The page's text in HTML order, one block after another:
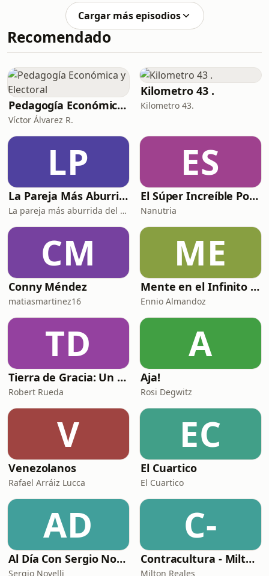
Justicia Climática y Derechos Hu
similares a Rosendo Cantú, Fernández
Ortega y Campo Algodonero,
decididos hace más de 15 años.
Aprovechando esto, examino con Rosa
jurisprudencia de la Corte IDH.Rosa
es abogada, vicedecana y profesora
en la Universidad de George Was
Cargar más episodios
Recomendado
Pedagogía Económica y Electoral
Víctor Álvarez R.
Kilometro 43 .
Kilometro 43.
LP
La Pareja Más Aburrida del Mundo
La pareja más aburrida del mundo
ES
El Súper Increíble Podcast de Nanutria
Nanutria
CM
Conny Méndez
matiasmartinez16
ME
Mente en el Infinito Dentro
Ennio Almandoz
TD
Tierra de Gracia: Un país hecho de mitos
Robert Rueda
A
Aja!
Rosi Degwitz
V
Venezolanos
Rafael Arráiz Lucca
EC
El Cuartico
El Cuartico
AD
Al Día Con Sergio Novelli
Sergio Novelli
C-
Contracultura - Milton Reales
Milton Reales